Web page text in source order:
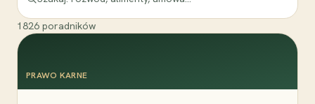
1826 poradników
PRAWO KARNE